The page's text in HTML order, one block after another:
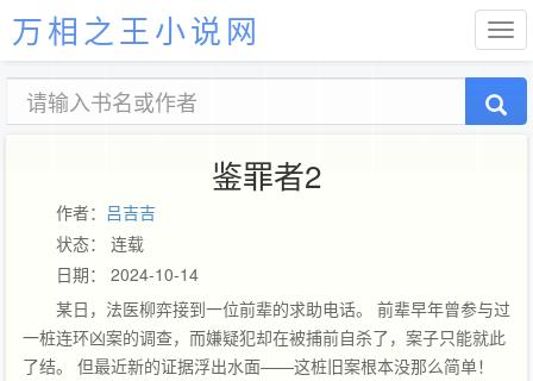
万相之王小说网
鉴罪者2
作者： 吕吉吉
状态： 连载
日期： 2024-10-14
某日，法医柳弈接到一位前辈的求助电话。 前辈早年曾参与过
一桩连环凶案的调查，而嫌疑犯却在被捕前自杀了，案子只能就此
了结。 但最近新的证据浮出水面——这桩旧案根本没那么简单！